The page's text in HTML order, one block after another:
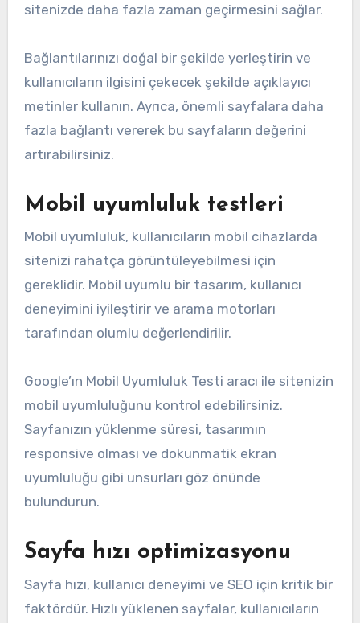
sitenizde daha fazla zaman geçirmesini sağlar.
Bağlantılarınızı doğal bir şekilde yerleştirin ve
kullanıcıların ilgisini çekecek şekilde açıklayıcı
metinler kullanın. Ayrıca, önemli sayfalara daha
fazla bağlantı vererek bu sayfaların değerini
artırabilirsiniz.
Mobil uyumluluk testleri
Mobil uyumluluk, kullanıcıların mobil cihazlarda
sitenizi rahatça görüntüleyebilmesi için
gereklidir. Mobil uyumlu bir tasarım, kullanıcı
deneyimini iyileştirir ve arama motorları
tarafından olumlu değerlendirilir.
Google’ın Mobil Uyumluluk Testi aracı ile sitenizin
mobil uyumluluğunu kontrol edebilirsiniz.
Sayfanızın yüklenme süresi, tasarımın
responsive olması ve dokunmatik ekran
uyumluluğu gibi unsurları göz önünde
bulundurun.
Sayfa hızı optimizasyonu
Sayfa hızı, kullanıcı deneyimi ve SEO için kritik bir
faktördür. Hızlı yüklenen sayfalar, kullanıcıların